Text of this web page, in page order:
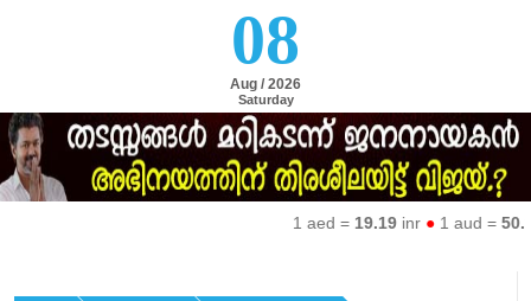
08
Aug / 2026
Saturday
1 aed =19.19inr ●1 aud =50.27